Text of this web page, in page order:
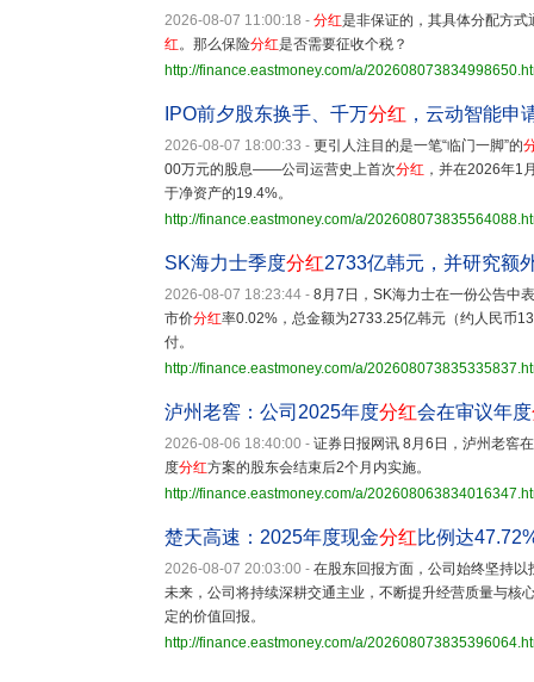
2026-08-07 11:00:18 - 分红是非保证的，其具体分配方
红。那么保险分红是否需要征收个税？
http://finance.eastmoney.com/a/
IPO前夕股东换手、千万分红 ，云动智能申
2026-08-07 18:00:33 - 更引人注目的是一笔“临门一脚”的
00万元的股息——公司运营史上首次分红 ，并在2026年1
于净资产的19.4%。
http://finance.eastmoney.com/a/
SK海力士季度分红2733亿韩元，并研究额
2026-08-07 18:23:44 - 8月7日，SK海力士在一份公告中
市价分红率0.02%，总金额为2733.25亿韩元（约人民币
付。
http://finance.eastmoney.com/a/
泸州老窖：公司2025年度分红会在审议年度
2026-08-06 18:40:00 - 证券日报网讯 8月6日，泸州老窖
度分红方案的股东会结束后2个月内实施。
http://finance.eastmoney.com/a/
楚天高速：2025年度现金分红比例达
2026-08-07 20:03:00 - 在股东回报方面，公司始终坚持
未来，公司将持续深耕交通主业，不断提升经营质量与核
定的价值回报。
http://finance.eastmoney.com/a/